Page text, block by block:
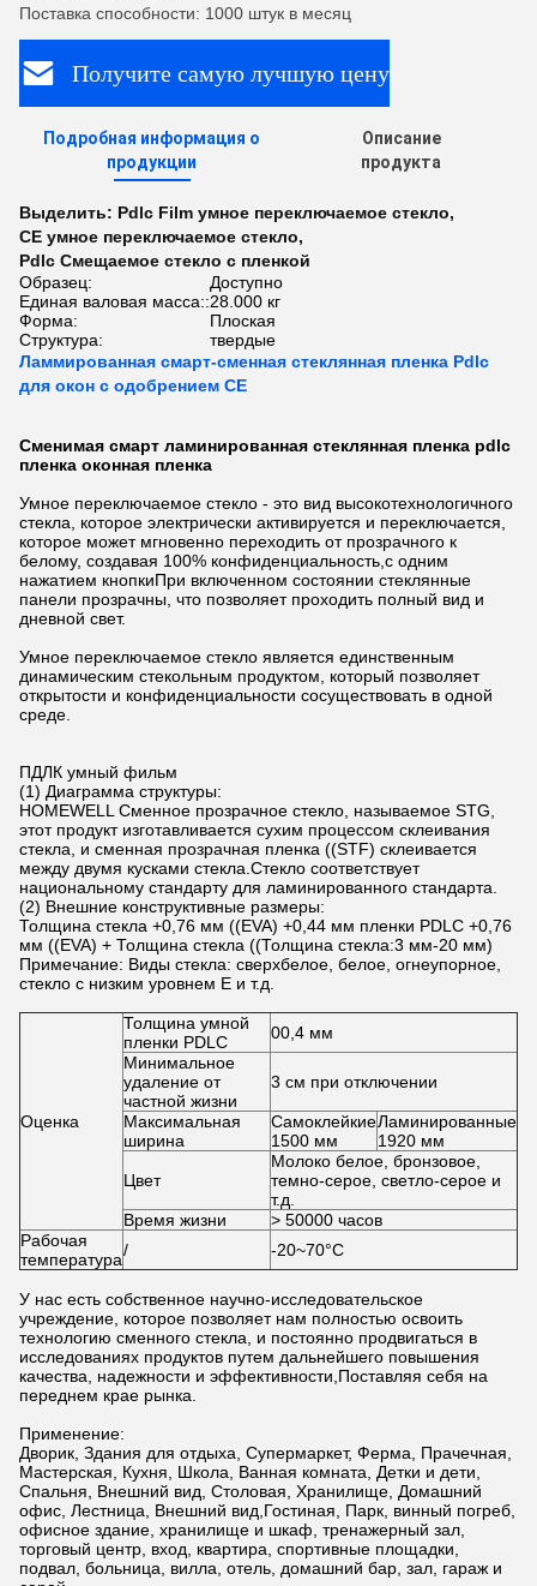
Поставка способности: 1000 штук в месяц
Получите самую лучшую цену
Подробная информация о
продукции
Описание
продукта
Выделить: Pdlc Film умное переключаемое стекло,
CE умное переключаемое стекло,
Pdlc Смещаемое стекло с пленкой
Образец:
Доступно
Единая валовая масса::28.000 кг
Форма:
Плоская
Структура:
твердые
Ламмированная смарт-сменная стеклянная пленка Pdlc
для окон с одобрением CE
Сменимая смарт ламинированная стеклянная пленка pdlc
пленка оконная пленка
Умное переключаемое стекло - это вид высокотехнологичного
стекла, которое электрически активируется и переключается,
которое может мгновенно переходить от прозрачного к
белому, создавая 100% конфиденциальность,с одним
нажатием кнопкиПри включенном состоянии стеклянные
панели прозрачны, что позволяет проходить полный вид и
дневной свет.
Умное переключаемое стекло является единственным
динамическим стекольным продуктом, который позволяет
открытости и конфиденциальности сосуществовать в одной
среде.
ПДЛК умный фильм
(1) Диаграмма структуры:
HOMEWELL Сменное прозрачное стекло, называемое STG,
этот продукт изготавливается сухим процессом склеивания
стекла, и сменная прозрачная пленка ((STF) склеивается
между двумя кусками стекла.Стекло соответствует
национальному стандарту для ламинированного стандарта.
(2) Внешние конструктивные размеры:
Толщина стекла +0,76 мм ((EVA) +0,44 мм пленки PDLC +0,76
мм ((EVA) + Толщина стекла ((Толщина стекла:3 мм-20 мм)
Примечание: Виды стекла: сверхбелое, белое, огнеупорное,
стекло с низким уровнем E и т.д.
Оценка
Толщина умной
пленки PDLC
00,4 мм
Минимальное
удаление от
частной жизни
3 см при отключении
Максимальная
ширина
Самоклейкие
1500 мм
Ламинированные
1920 мм
Цвет
Молоко белое, бронзовое,
темно-серое, светло-серое и
т.д.
Время жизни
> 50000 часов
Рабочая
температура/ -20~70°C
У нас есть собственное научно-исследовательское
учреждение, которое позволяет нам полностью освоить
технологию сменного стекла, и постоянно продвигаться в
исследованиях продуктов путем дальнейшего повышения
качества, надежности и эффективности,Поставляя себя на
переднем крае рынка.
Применение:
Дворик, Здания для отдыха, Супермаркет, Ферма, Прачечная,
Мастерская, Кухня, Школа, Ванная комната, Детки и дети,
Спальня, Внешний вид, Столовая, Хранилище, Домашний
офис, Лестница, Внешний вид,Гостиная, Парк, винный погреб,
офисное здание, хранилище и шкаф, тренажерный зал,
торговый центр, вход, квартира, спортивные площадки,
подвал, больница, вилла, отель, домашний бар, зал, гараж и